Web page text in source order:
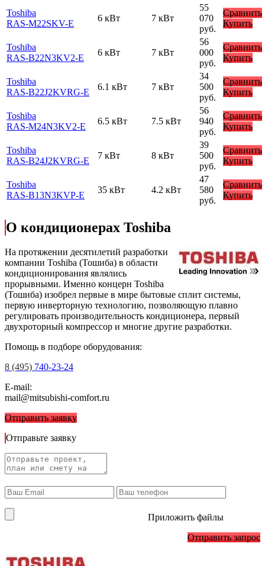
Toshiba
RAS-M22SKV-E
6 кВт 7 кВт
55
070
руб.
Сравнить
Купить
Toshiba
RAS-B22N3KV2-E
6 кВт 7 кВт
56
000
руб.
Сравнить
Купить
Toshiba
RAS-B22J2KVRG-E
6.1 кВт 7 кВт
34
500
руб.
Сравнить
Купить
Toshiba
RAS-M24N3KV2-E
6.5 кВт 7.5 кВт
56
940
руб.
Сравнить
Купить
Toshiba
RAS-B24J2KVRG-E
7 кВт 8 кВт
39
500
руб.
Сравнить
Купить
Toshiba
RAS-B13N3KVP-E
35 кВт 4.2 кВт
47
580
руб.
Сравнить
Купить
О кондиционерах Toshiba
На протяжении десятилетий разработки
компании Toshiba (Тошиба) в области
кондиционирования являлись
прорывными. Именно концерн Toshiba
(Тошиба) изобрел первые в мире бытовые сплит системы,
первую инверторную технологию, позволяющую плавно
регулировать производительность кондиционера, первый
двухроторный компрессор и многие другие разработки.
Помощь в подборе оборудования:
8 (495) 740-23-24
E-mail:
mail@mitsubishi-comfort.ru
Отправить заявку
Отправьте заявку
Приложить файлы
Отправить запрос